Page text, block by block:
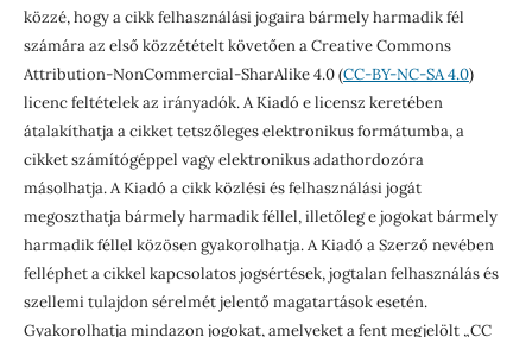
közzé, hogy a cikk felhasználási jogaira bármely harmadik fél
számára az első közzétételt követően a Creative Commons
Attribution-NonCommercial-SharAlike 4.0 (CC-BY-NC-SA 4.0)
licenc feltételek az irányadók. A Kiadó e licensz keretében
átalakíthatja a cikket tetszőleges elektronikus formátumba, a
cikket számítógéppel vagy elektronikus adathordozóra
másolhatja. A Kiadó a cikk közlési és felhasználási jogát
megoszthatja bármely harmadik féllel, illetőleg e jogokat bármely
harmadik féllel közösen gyakorolhatja. A Kiadó a Szerző nevében
felléphet a cikkel kapcsolatos jogsértések, jogtalan felhasználás és
szellemi tulajdon sérelmét jelentő magatartások esetén.
Gyakorolhatja mindazon jogokat, amelyeket a fent megjelölt „CC